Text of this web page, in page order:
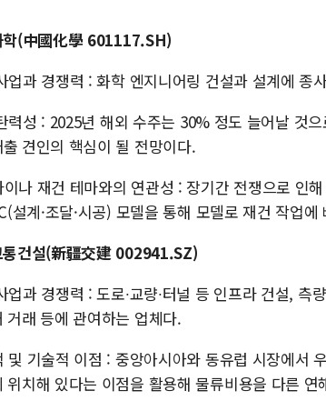
(中國化學 601117.SH)
과 경쟁력 : 화학 엔지니어링 건설과 설계에 종
성 : 2025년 해외 수주는 30% 정도 늘어날 것
견인의 핵심이 될 전망이다.
나 재건 테마와의 연관성 : 장기간 전쟁으로 인
설계·조달·시공) 모델을 통해 모델로 재건 작업
건설(新疆交建 002941.SZ)
과 경쟁력 : 도로∙교량∙터널 등 인프라 건설, 측
거래 등에 관여하는 업체다.
기술적 이점 : 중앙아시아와 동유럽 시장에서
위치해 있다는 이점을 활용해 물류비용을 다른